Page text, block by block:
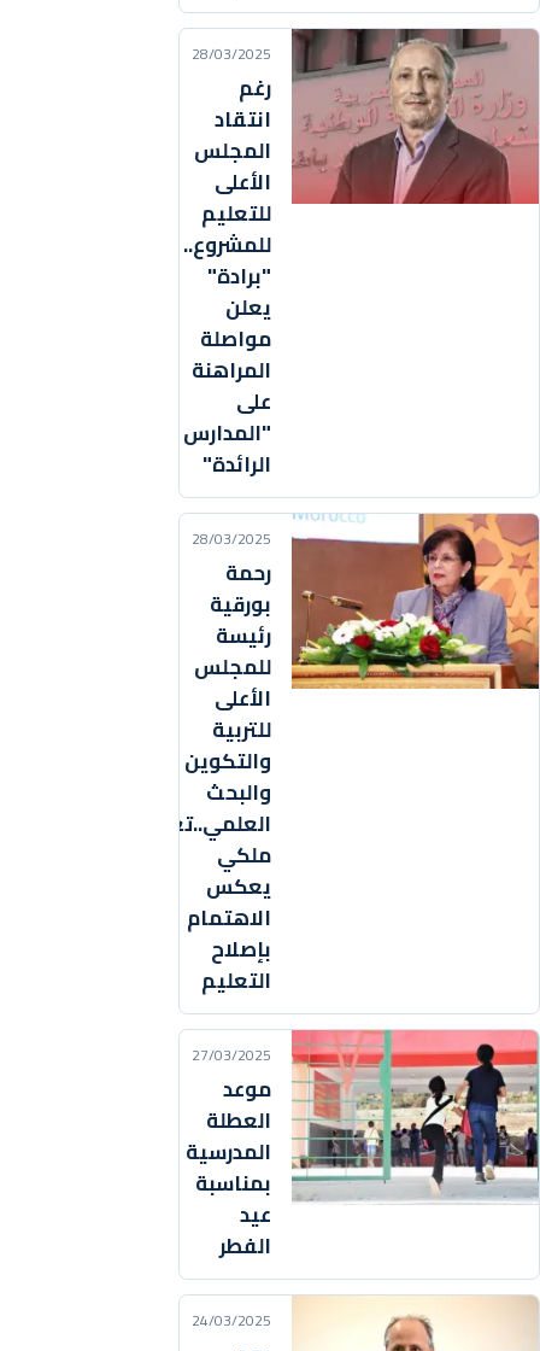
28/03/2025
رغم
انتقاد
المجلس
الأعلى
للتعليم
للمشروع..
"برادة"
يعلن
مواصلة
المراهنة
على
"المدارس
الرائدة"
28/03/2025
رحمة
بورقية
رئيسة
للمجلس
الأعلى
للتربية
والتكوين
والبحث
العلمي..تعيين
ملكي
يعكس
الاهتمام
بإصلاح
التعليم
27/03/2025
موعد
العطلة
المدرسية
بمناسبة
عيد
الفطر
24/03/2025